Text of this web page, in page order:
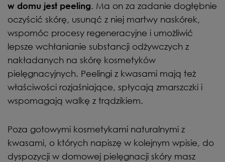
w domu jest peeling. Ma on za zadanie dogłębnie
oczyścić skórę, usunąć z niej martwy naskórek,
wspomóc procesy regeneracyjne i umożliwić
lepsze wchłanianie substancji odżywczych z
nakładanych na skórę kosmetyków
pielęgnacyjnych. Peelingi z kwasami mają też
właściwości rozjaśniające, spłycają zmarszczki i
wspomagają walkę z trądzikiem.
Poza gotowymi kosmetykami naturalnymi z
kwasami, o których napiszę w kolejnym wpisie, do
dyspozycji w domowej pielęgnacji skóry masz